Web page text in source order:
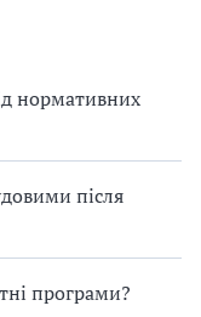
нормативних
після
програми?